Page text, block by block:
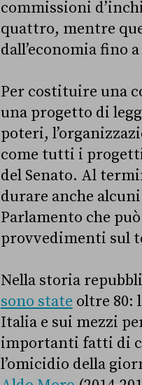
commissioni
quattro, mentre
dall’economia fino
Per costituire una
una progetto di
poteri,
come tutti i progetti
del Senato. Al
durare anche
Parlamento che
provvedimenti sul
Nella storia
sono state oltre 80:
Italia e sui mezzi
importanti fatti di
l’omicidio della